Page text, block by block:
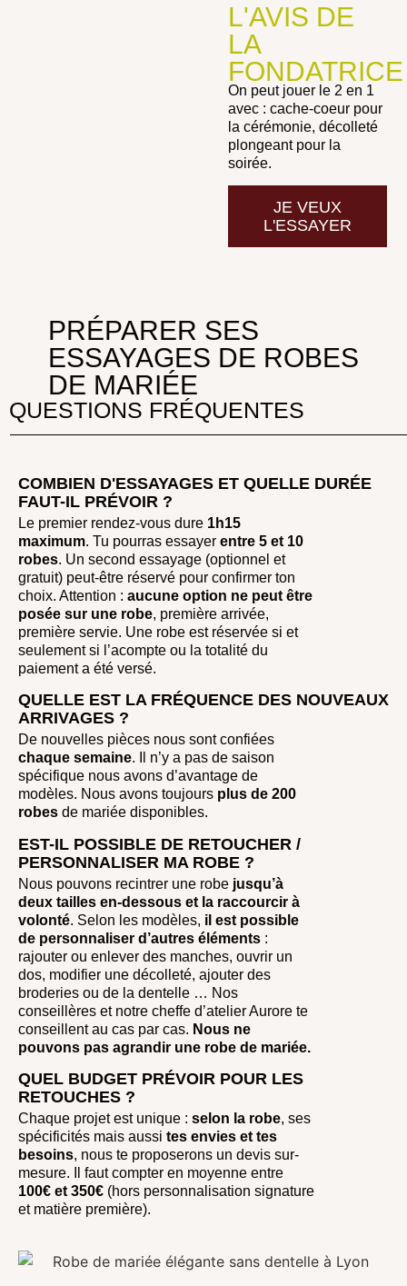
L'AVIS DE
LA
FONDATRICE
On peut jouer le 2 en 1
avec : cache-coeur pour
la cérémonie, décolleté
plongeant pour la
soirée.
JE VEUX
L'ESSAYER
PRÉPARER SES
ESSAYAGES DE ROBES
DE MARIÉE
QUESTIONS FRÉQUENTES
COMBIEN D'ESSAYAGES ET QUELLE DURÉE
FAUT-IL PRÉVOIR ?
Le premier rendez-vous dure 1h15
maximum. Tu pourras essayer entre 5 et 10
robes. Un second essayage (optionnel et
gratuit) peut-être réservé pour confirmer ton
choix. Attention : aucune option ne peut être
posée sur une robe, première arrivée,
première servie. Une robe est réservée si et
seulement si l’acompte ou la totalité du
paiement a été versé.
QUELLE EST LA FRÉQUENCE DES NOUVEAUX
ARRIVAGES ?
De nouvelles pièces nous sont confiées
chaque semaine. Il n’y a pas de saison
spécifique nous avons d’avantage de
modèles. Nous avons toujours plus de 200
robes de mariée disponibles.
EST-IL POSSIBLE DE RETOUCHER /
PERSONNALISER MA ROBE ?
Nous pouvons recintrer une robe jusqu’à
deux tailles en-dessous et la raccourcir à
volonté. Selon les modèles, il est possible
de personnaliser d’autres éléments :
rajouter ou enlever des manches, ouvrir un
dos, modifier une décolleté, ajouter des
broderies ou de la dentelle … Nos
conseillères et notre cheffe d’atelier Aurore te
conseillent au cas par cas. Nous ne
pouvons pas agrandir une robe de mariée.
QUEL BUDGET PRÉVOIR POUR LES
RETOUCHES ?
Chaque projet est unique : selon la robe, ses
spécificités mais aussi tes envies et tes
besoins, nous te proposerons un devis sur-
mesure. Il faut compter en moyenne entre
100€ et 350€ (hors personnalisation signature
et matière première).